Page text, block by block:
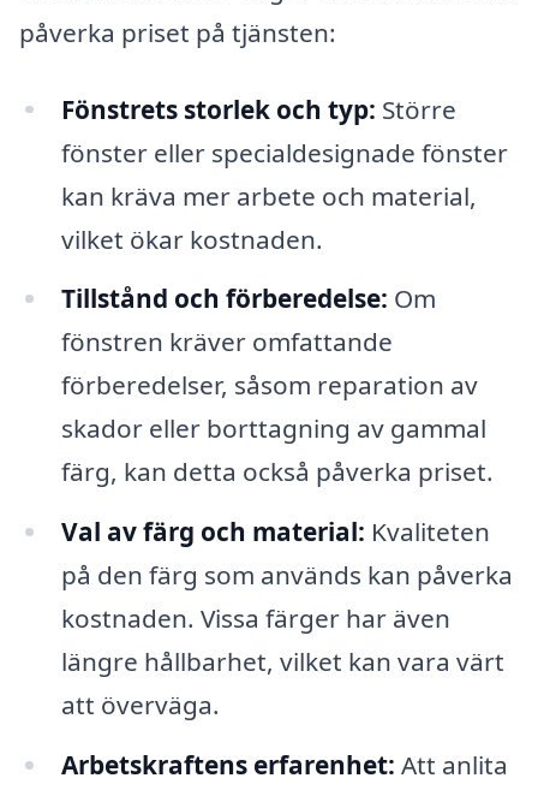
påverka priset på tjänsten:
Fönstrets storlek och typ: Större
fönster eller specialdesignade fönster
kan kräva mer arbete och material,
vilket ökar kostnaden.
Tillstånd och förberedelse: Om
fönstren kräver omfattande
förberedelser, såsom reparation av
skador eller borttagning av gammal
färg, kan detta också påverka priset.
Val av färg och material: Kvaliteten
på den färg som används kan påverka
kostnaden. Vissa färger har även
längre hållbarhet, vilket kan vara värt
att överväga.
Arbetskraftens erfarenhet: Att anlita